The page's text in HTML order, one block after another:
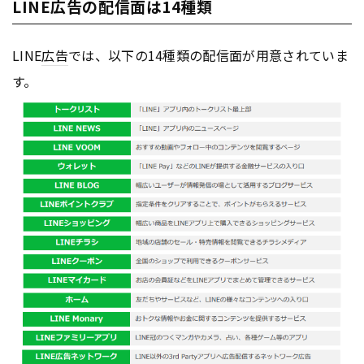
LINE広告の配信面は14種類
LINE広告では、以下の14種類の配信面が用意されていま
す。